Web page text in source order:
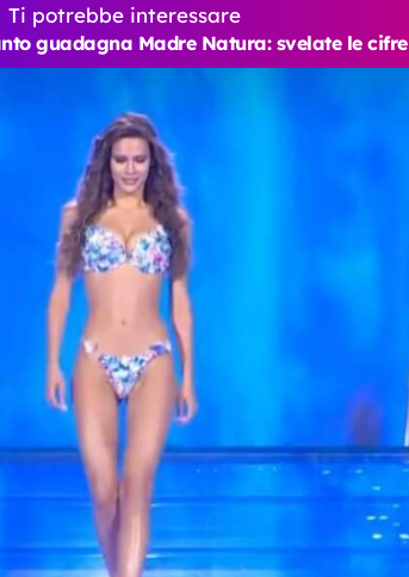
Ti potrebbe interessare
guadagna Madre Natura: svelate le cifre